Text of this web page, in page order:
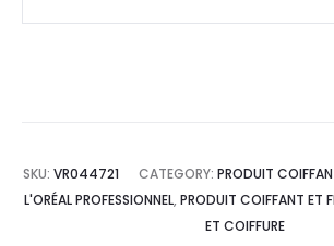
SKU: VR044721 CATEGORY: PRODUIT
L'ORÉAL PROFESSIONNEL, PRODUIT COIFFANT ET
ET COIFFURE